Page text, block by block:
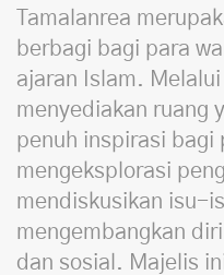
Tamalanrea
berbagi bagi para
ajaran Islam.
menyediakan ruang
penuh inspirasi bagi
mengeksplorasi
mendiskusikan isu-
mengembangkan
dan sosial. Majelis